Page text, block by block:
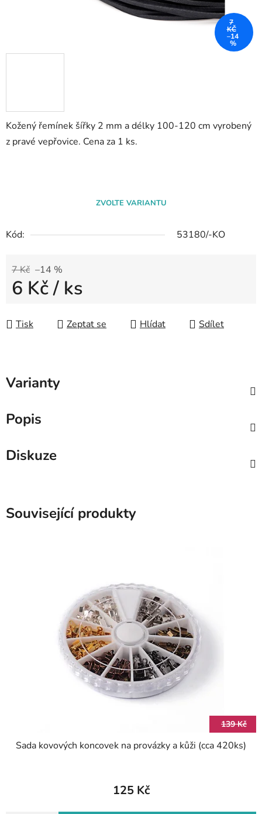
Kožený řemínek šířky 2 mm a délky 100-120 cm vyrobený
z pravé vepřovice. Cena za 1 ks.
ZVOLTE VARIANTU
Kód: 53180/-KO
7 Kč –14 %
6 Kč/ ks
Tisk
Zeptat se Hlídat Sdílet
7
KČ
–14
%
Varianty
Popis
Diskuze
Související produkty
139 Kč
Sada kovových koncovek na provázky a kůži (cca 420ks)
125 Kč